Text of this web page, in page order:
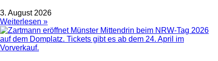
3. August 2026
Weiterlesen »